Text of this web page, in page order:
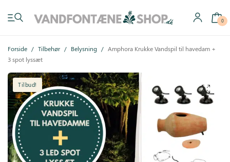
0
Forside / Tilbehør / Belysning / Amphora Krukke Vandspil til havedam +
3 spot lyssæt
Tilbud!
Have vandfontæner
Indendørs vandfontæner
Byg selv